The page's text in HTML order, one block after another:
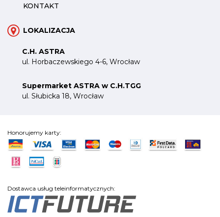
KONTAKT
LOKALIZACJA
C.H. ASTRA
ul. Horbaczewskiego 4-6, Wrocław
Supermarket ASTRA w C.H.TGG
ul. Słubicka 18, Wrocław
Honorujemy karty:
Dostawca usług teleinformatycznych: